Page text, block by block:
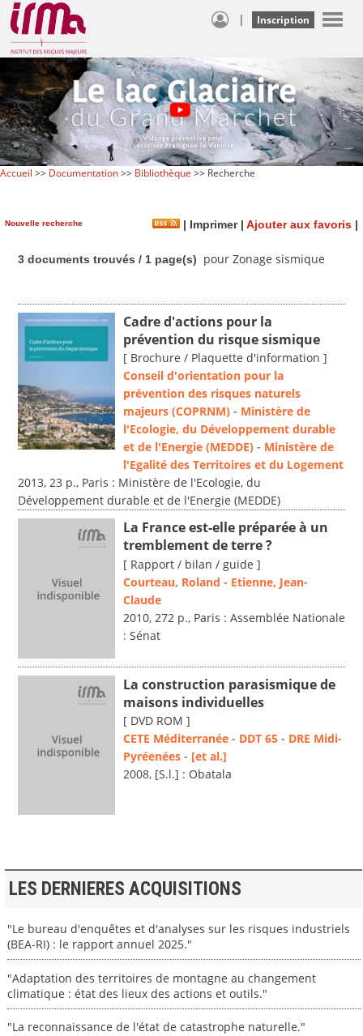
| Inscription
Accueil >> Documentation>> Bibliothèque >> Recherche
Nouvelle recherche | Imprimer| Ajouter aux favoris |
3 documents trouvés / 1 page(s) pour Zonage sismique
Cadre d'actions pour la
prévention du risque sismique
[ Brochure / Plaquette d'information ]
Conseil d'orientation pour la
prévention des risques naturels
majeurs (COPRNM) - Ministère de
l'Ecologie, du Développement durable
et de l'Energie (MEDDE) - Ministère de
l'Egalité des Territoires et du Logement
2013, 23 p., Paris : Ministère de l'Ecologie, du
Développement durable et de l'Energie (MEDDE)
La France est-elle préparée à un
tremblement de terre ?
[ Rapport / bilan / guide ]
Courteau, Roland - Etienne, Jean-
Claude
2010, 272 p., Paris : Assemblée Nationale
: Sénat
La construction parasismique de
maisons individuelles
[ DVD ROM ]
CETE Méditerranée - DDT 65 - DRE Midi-
Pyréenées - [et al.]
2008, [S.l.] : Obatala
LES DERNIERES ACQUISITIONS
"Le bureau d'enquêtes et d'analyses sur les risques industriels
(BEA-RI) : le rapport annuel 2025."
"Adaptation des territoires de montagne au changement
climatique : état des lieux des actions et outils."
"La reconnaissance de l'état de catastrophe naturelle."